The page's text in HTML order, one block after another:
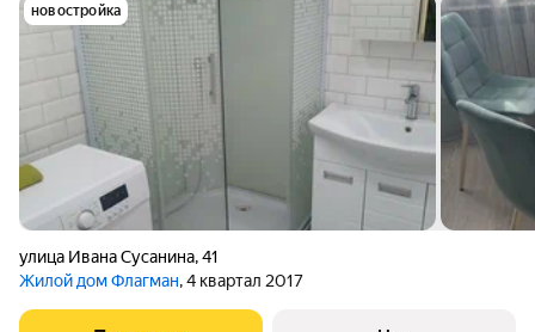
новостройка
улица Ивана Сусанина,41
Жилой дом Флагман, 4 квартал 2017